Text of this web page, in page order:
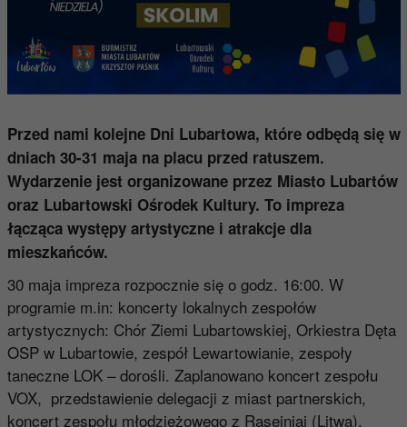
Przed nami kolejne Dni Lubartowa, które odbędą się w
dniach 30-31 maja na placu przed ratuszem.
Wydarzenie jest organizowane przez Miasto Lubartów
oraz Lubartowski Ośrodek Kultury. To impreza
łącząca występy artystyczne i atrakcje dla
mieszkańców.
30 maja impreza rozpocznie się o godz. 16:00. W
programie m.in: koncerty lokalnych zespołów
artystycznych: Chór Ziemi Lubartowskiej, Orkiestra Dęta
OSP w Lubartowie, zespół Lewartowianie, zespoły
taneczne LOK – dorośli. Zaplanowano koncert zespołu
VOX, przedstawienie delegacji z miast partnerskich,
koncert zespołu młodzieżowego z Raseiniai (Litwa),